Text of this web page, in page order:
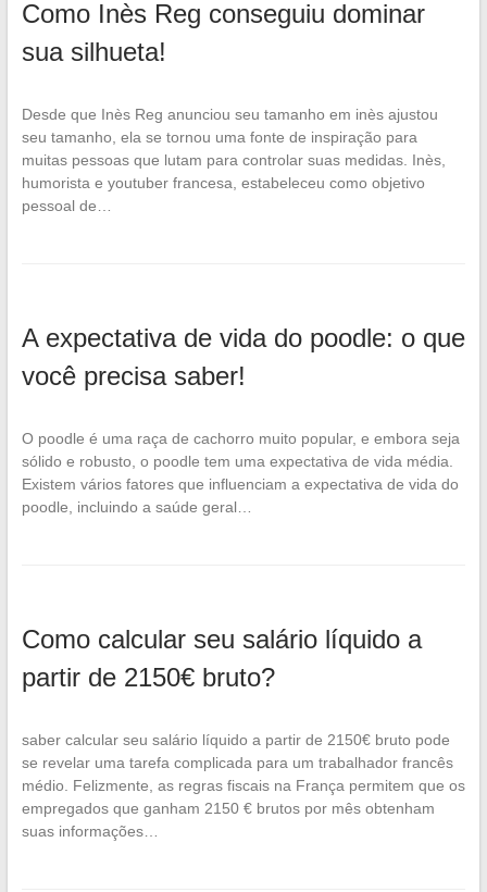
Como Inès Reg conseguiu dominar
sua silhueta!
Desde que Inès Reg anunciou seu tamanho em inès ajustou
seu tamanho, ela se tornou uma fonte de inspiração para
muitas pessoas que lutam para controlar suas medidas. Inès,
humorista e youtuber francesa, estabeleceu como objetivo
pessoal de…
A expectativa de vida do poodle: o que
você precisa saber!
O poodle é uma raça de cachorro muito popular, e embora seja
sólido e robusto, o poodle tem uma expectativa de vida média.
Existem vários fatores que influenciam a expectativa de vida do
poodle, incluindo a saúde geral…
Como calcular seu salário líquido a
partir de 2150€ bruto?
saber calcular seu salário líquido a partir de 2150€ bruto pode
se revelar uma tarefa complicada para um trabalhador francês
médio. Felizmente, as regras fiscais na França permitem que os
empregados que ganham 2150 € brutos por mês obtenham
suas informações…